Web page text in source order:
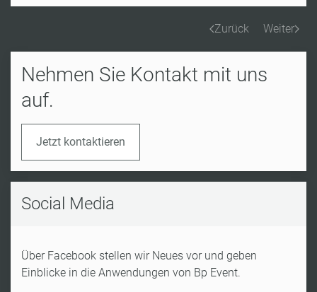
Zurück Weiter
Nehmen Sie Kontakt mit uns
auf.
Jetzt kontaktieren
Social Media
Über Facebook stellen wir Neues vor und geben
Einblicke in die Anwendungen von Bp Event.